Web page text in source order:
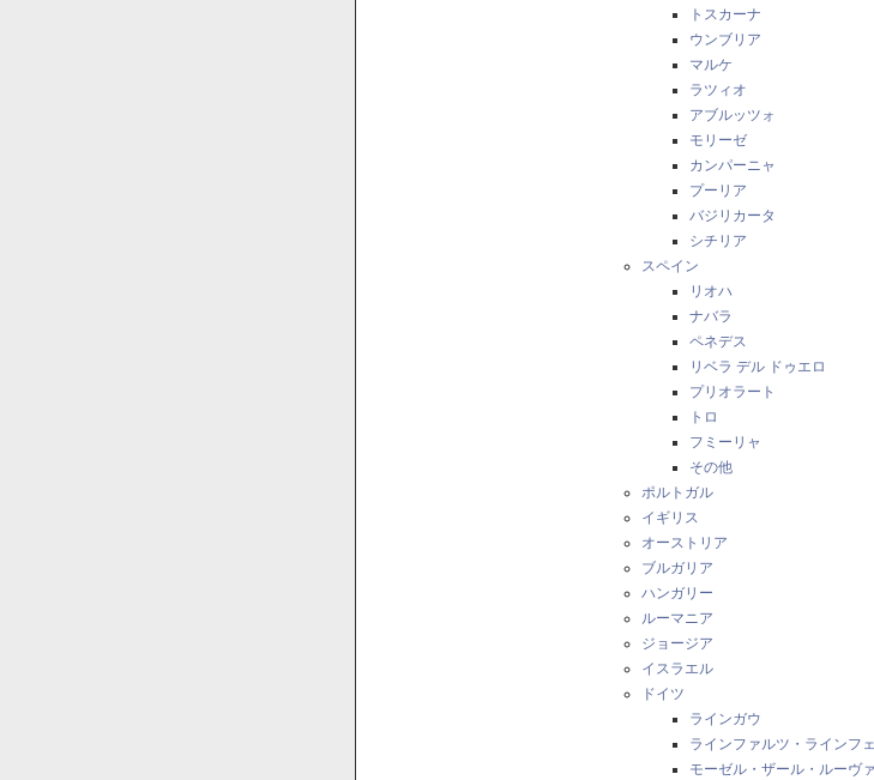
トスカーナ
ウンブリア
マルケ
ラツィオ
アブルッツォ
モリーゼ
カンパーニャ
プーリア
バジリカータ
シチリア
スペイン
リオハ
ナバラ
ペネデス
リベラ デル ドゥエロ
プリオラート
トロ
フミーリャ
その他
ポルトガル
イギリス
オーストリア
ブルガリア
ハンガリー
ルーマニア
ジョージア
イスラエル
ドイツ
ラインガウ
ラインファルツ・ラインフ
モーゼル・ザール・ルーヴ